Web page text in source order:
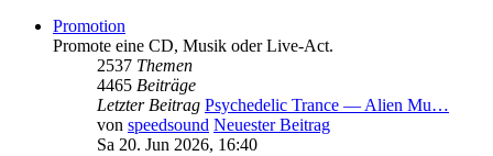
Promotion
Promote eine CD, Musik oder Live-Act.
2537 Themen
4465 Beiträge
Letzter Beitrag Psychedelic Trance — Alien Mu…
von speedsound Neuester Beitrag
Sa 20. Jun 2026, 16:40